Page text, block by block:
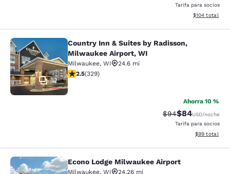
Tarifa para socios
Ver detalles
$104 total
Country Inn & Suites by Radisson,
12
Country Inn & Suites by Radisson,
Milwaukee Airport, WI
Milwaukee, WI
24.6 mi
calificación de 2.45 estrellas. Feria. 329 reseñas
2.5(329)
Ahorra 10 %
Precio tachado:
$94Precio con
$84USD/noche
Tarifa para socios
Ver detalles
$99 total
Econo Lodge Milwaukee Airport
Econo Lodge Milwaukee Airport
Milwaukee, WI
24.26 mi